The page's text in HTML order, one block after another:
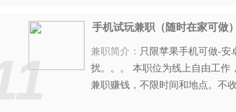
11
手机试玩兼职（随时在家可做
兼职简介： 只限苹果手机可做-安
扰。。。 本职位为线上自由工作
兼职赚钱，不限时间和地点。不